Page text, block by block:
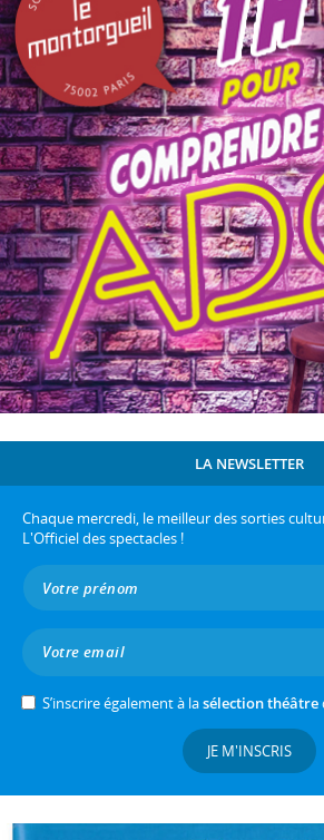
LA NEWSLETTER
Chaque mercredi, le meilleur des sorties
L'Officiel des spectacles !
S’inscrire également à lasélection théâtre
JE M'INSCRIS